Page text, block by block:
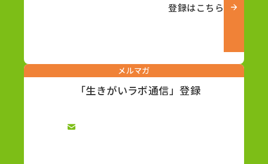
登録はこちら
メルマガ
「生きがいラボ通信」登録